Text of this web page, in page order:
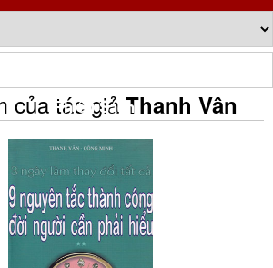
Phiếu Sách
của tác giả Thanh Vân